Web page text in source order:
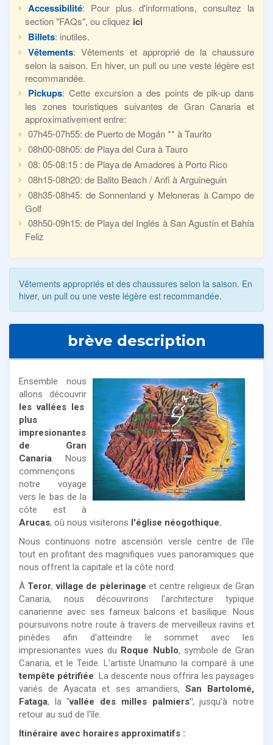
Accessibilité: Pour plus d'informations, consultez la
section "FAQs", ou cliquez ici
Billets: inutiles.
Vêtements: Vêtements et approprié de la chaussure
selon la saison. En hiver, un pull ou une veste légère est
recommandée.
Pickups: Cette excursion a des points de pik-up dans
les zones touristiques suivantes de Gran Canaria et
approximativement entre:
07h45-07h55: de Puerto de Mogán ** à Taurito
08h00-08h05: de Playa del Cura à Tauro
08: 05-08:15 : de Playa de Amadores à Porto Rico
08h15-08h20: de Balito Beach / Anfi à Arguineguin
08h35-08h45: de Sonnenland y Meloneras à Campo de
Golf
08h50-09h15: de Playa del Inglés à San Agustín et Bahía
Feliz
Vêtements appropriés et des chaussures selon la saison. En
hiver, un pull ou une veste légère est recommandée.
brève description
Ensemble nous
allons découvrir
les vallées les
plus
impresionantes
de Gran
Canaria . Nous
commençons
notre voyage
vers le bas de la
côte est à
Arucas, où nous visiterons l'église néogothique.
Nous continuons notre ascensión versle centre de l'île
tout en profitant des magnifiques vues panoramiques que
nous offrent la capitale et la côte nord.
À Teror,village de pèlerinage et centre religieux de Gran
Canaria, nous découvrirons l'architecture typique
canarienne avec ses fameux balcons et basilique. Nous
poursuivons notre route à travers de merveilleux ravins et
pinèdes afin d'atteindre le sommet avec les
impresionantes vues du Roque Nublo, symbole de Gran
Canaria, et le Teide. L'artiste Unamuno la comparé à une
tempête pétrifiée . La descente nous offrira les paysages
variés de Ayacata et ses amandiers, San Bartolomé,
Fataga, la "vallée des milles palmiers", jusqu'à notre
retour au sud de l'île.
Itinéraire avec horaires approximatifs :